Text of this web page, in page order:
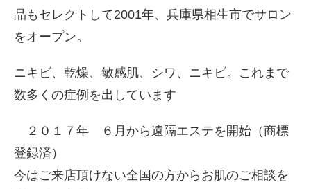
品もセレクトして2001年、兵庫県相生市でサロン
をオープン。
ニキビ、乾燥、敏感肌、シワ、ニキビ。これまで
数多くの症例を出しています
２０１７年 ６月から遠隔エステを開始（商標
登録済）
今はご来店頂けない全国の方からお肌のご相談を